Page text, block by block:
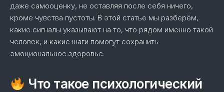
даже самооценку, не оставляя после себя ничего,
кроме чувства пустоты. В этой статье мы разберём,
какие сигналы указывают на то, что рядом именно такой
человек, и какие шаги помогут сохранить
эмоциональное здоровье.
Что такое психологический